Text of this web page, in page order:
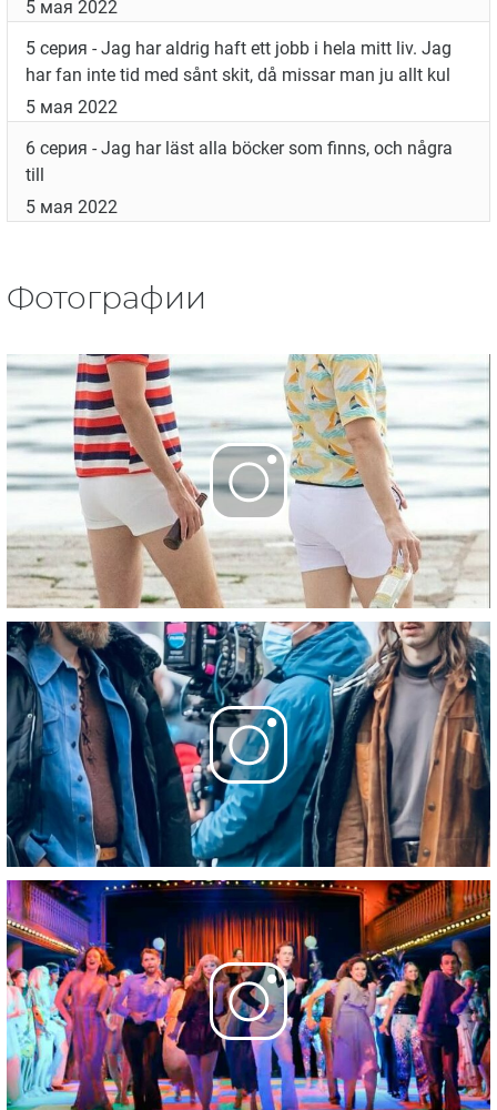
5 мая 2022
5 серия - Jag har aldrig haft ett jobb i hela mitt liv. Jag
har fan inte tid med sånt skit, då missar man ju allt kul
5 мая 2022
6 серия - Jag har läst alla böcker som finns, och några
till
5 мая 2022
Фотографии